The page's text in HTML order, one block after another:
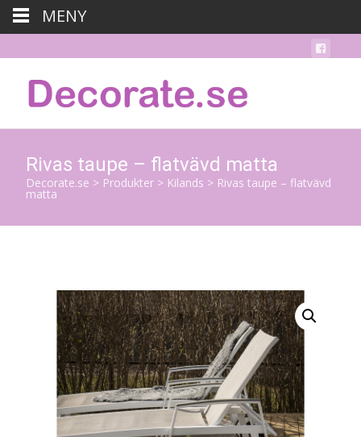
Rivas taupe – flatvävd matta
Decorate.se > Produkter > Kilands > Rivas taupe – flatvävd
matta
MENY